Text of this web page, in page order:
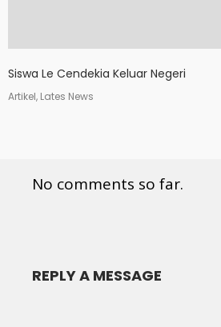
Siswa Le Cendekia Keluar Negeri
Artikel, Lates News
No comments so far.
REPLY A MESSAGE